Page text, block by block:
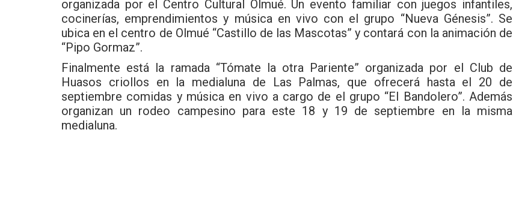
organizada por el Centro Cultural Olmué. Un evento familiar con juegos infantiles,
cocinerías, emprendimientos y música en vivo con el grupo “Nueva Génesis”. Se
ubica en el centro de Olmué “Castillo de las Mascotas” y contará con la animación de
“Pipo Gormaz”.
Finalmente está la ramada “Tómate la otra Pariente” organizada por el Club de
Huasos criollos en la medialuna de Las Palmas, que ofrecerá hasta el 20 de
septiembre comidas y música en vivo a cargo de el grupo “El Bandolero”. Además
organizan un rodeo campesino para este 18 y 19 de septiembre en la misma
medialuna.